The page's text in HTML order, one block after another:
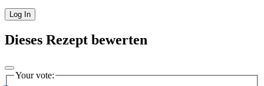
Dieses Rezept bewerten
Your vote: